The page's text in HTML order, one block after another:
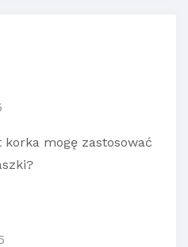
korka mogę zastosować